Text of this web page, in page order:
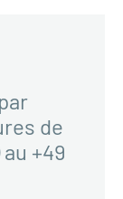
de
+49